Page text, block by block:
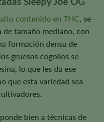
contenido en THC, se
tamaño mediano, con
formación densa de
gruesos cogollos se
lo que les da ese
que esta variedad sea
bien a técnicas de